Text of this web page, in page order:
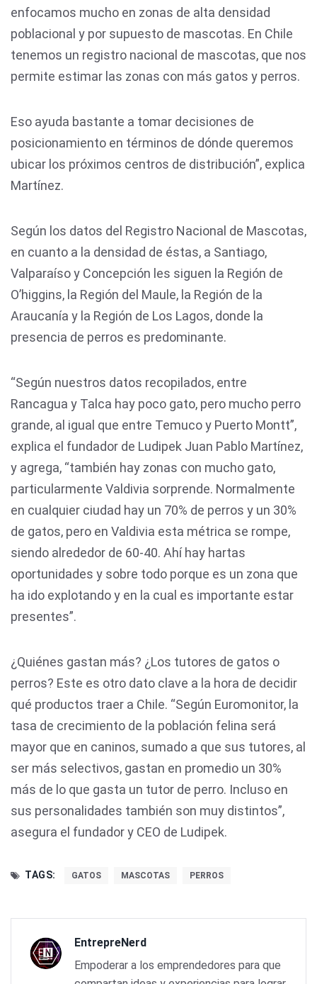
enfocamos mucho en zonas de alta densidad
poblacional y por supuesto de mascotas. En Chile
tenemos un registro nacional de mascotas, que nos
permite estimar las zonas con más gatos y perros.
Eso ayuda bastante a tomar decisiones de
posicionamiento en términos de dónde queremos
ubicar los próximos centros de distribución”, explica
Martínez.
Según los datos del Registro Nacional de Mascotas,
en cuanto a la densidad de éstas, a Santiago,
Valparaíso y Concepción les siguen la Región de
O’higgins, la Región del Maule, la Región de la
Araucanía y la Región de Los Lagos, donde la
presencia de perros es predominante.
“Según nuestros datos recopilados, entre
Rancagua y Talca hay poco gato, pero mucho perro
grande, al igual que entre Temuco y Puerto Montt”,
explica el fundador de Ludipek Juan Pablo Martínez,
y agrega, “también hay zonas con mucho gato,
particularmente Valdivia sorprende. Normalmente
en cualquier ciudad hay un 70% de perros y un 30%
de gatos, pero en Valdivia esta métrica se rompe,
siendo alrededor de 60-40. Ahí hay hartas
oportunidades y sobre todo porque es un zona que
ha ido explotando y en la cual es importante estar
presentes”.
¿Quiénes gastan más? ¿Los tutores de gatos o
perros? Este es otro dato clave a la hora de decidir
qué productos traer a Chile. “Según Euromonitor, la
tasa de crecimiento de la población felina será
mayor que en caninos, sumado a que sus tutores, al
ser más selectivos, gastan en promedio un 30%
más de lo que gasta un tutor de perro. Incluso en
sus personalidades también son muy distintos”,
asegura el fundador y CEO de Ludipek.
TAGS: GATOS MASCOTAS PERROS
EntrepreNerd
Empoderar a los emprendedores para que